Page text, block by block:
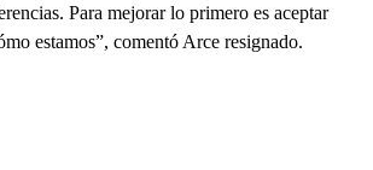
Para mejorar lo primero es aceptar
estamos”, comentó Arce resignado.